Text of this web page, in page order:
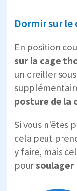
Dormir sur le
En position
sur la cage
un oreiller
posture de la
Si vous n'êtes
cela peut
y faire, mais
poursoulager